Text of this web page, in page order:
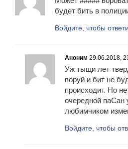
будет бить в
Войдите, чтобы
Аноним 29.06.2018,
Уж тыщи лет
воруй и бит не
происходит. Но
очередной паСан
любимчиком
Войдите, чтобы